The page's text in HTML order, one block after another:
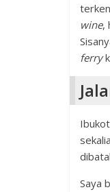
wine,
ferry
Saya